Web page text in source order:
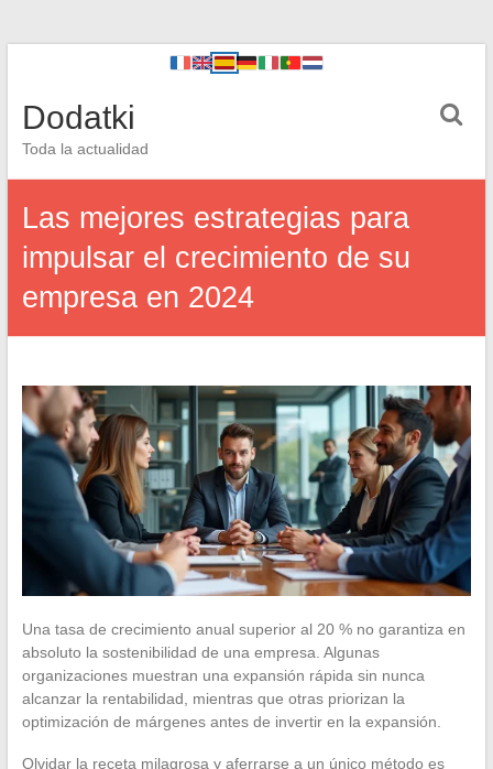
Dodatki
Toda la actualidad
Las mejores estrategias para
impulsar el crecimiento de su
empresa en 2024
Una tasa de crecimiento anual superior al 20 % no garantiza en
absoluto la sostenibilidad de una empresa. Algunas
organizaciones muestran una expansión rápida sin nunca
alcanzar la rentabilidad, mientras que otras priorizan la
optimización de márgenes antes de invertir en la expansión.
Olvidar la receta milagrosa y aferrarse a un único método es